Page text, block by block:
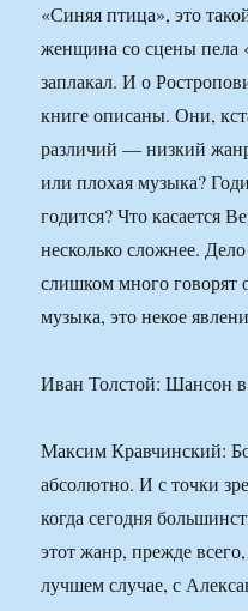
«Синяя птица», это
женщина со сцены
заплакал. И о
книге описаны. Они,
различий — низкий
или плохая музыка?
годится? Что касается
несколько сложнее.
слишком много
музыка, это некое
Иван Толстой: Шансон
Максим Кравчинский:
абсолютно. И с точки
когда сегодня
этот жанр, прежде
лучшем случае, с